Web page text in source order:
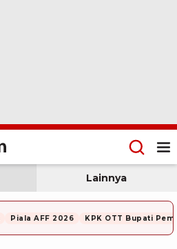
Lainnya
Piala AFF 2026 KPK OTT Bupati